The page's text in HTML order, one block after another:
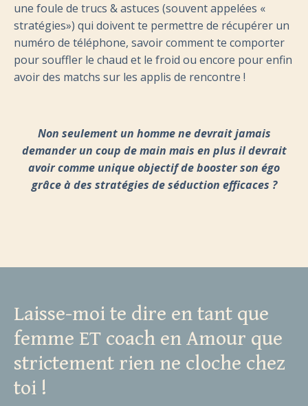
une foule de trucs & astuces (souvent appelées «
stratégies») qui doivent te permettre de récupérer un
numéro de téléphone, savoir comment te comporter
pour souffler le chaud et le froid ou encore pour enfin
avoir des matchs sur les applis de rencontre !
Non seulement un homme ne devrait jamais
demander un coup de main mais en plus il devrait
avoir comme unique objectif debooster son égo
grâce à des stratégies de séduction efficaces ?
Laisse-moi te dire en tant que
femme ET coach en Amour que
strictement rien ne cloche chez
toi !